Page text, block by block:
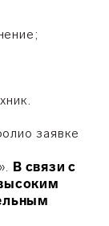
заявке
». В связи с